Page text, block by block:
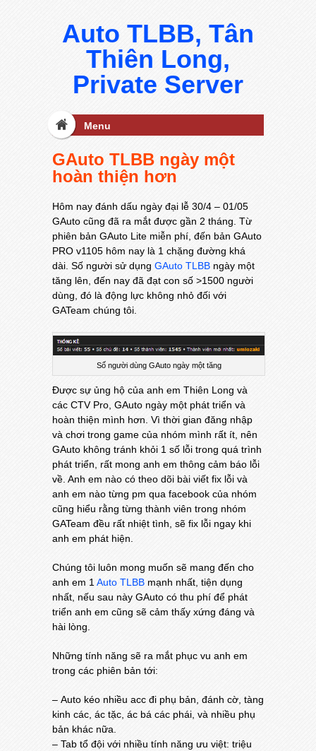
Auto TLBB, Tân
Thiên Long,
Private Server
Menu
GAuto TLBB ngày một
hoàn thiện hơn
Hôm nay đánh dấu ngày đại lễ 30/4 – 01/05
GAuto cũng đã ra mắt được gần 2 tháng. Từ
phiên bản GAuto Lite miễn phí, đến bản GAuto
PRO v1105 hôm nay là 1 chặng đường khá
dài. Số người sử dụng GAuto TLBB ngày một
tăng lên, đến nay đã đạt con số >1500 người
dùng, đó là động lực không nhỏ đối với
GATeam chúng tôi.
Số người dùng GAuto ngày một tăng
Được sự ủng hộ của anh em Thiên Long và
các CTV Pro, GAuto ngày một phát triển và
hoàn thiện mình hơn. Vì thời gian đăng nhập
và chơi trong game của nhóm mình rất ít, nên
GAuto không tránh khỏi 1 số lỗi trong quá trình
phát triển, rất mong anh em thông cảm báo lỗi
về. Anh em nào có theo dõi bài viết fix lỗi và
anh em nào từng pm qua facebook của nhóm
cũng hiểu rằng từng thành viên trong nhóm
GATeam đều rất nhiệt tình, sẽ fix lỗi ngay khi
anh em phát hiện.
Chúng tôi luôn mong muốn sẽ mang đến cho
anh em 1 Auto TLBB mạnh nhất, tiện dụng
nhất, nếu sau này GAuto có thu phí để phát
triển anh em cũng sẽ cảm thấy xứng đáng và
hài lòng.
Những tính năng sẽ ra mắt phục vu anh em
trong các phiên bản tới:
– Auto kéo nhiều acc đi phụ bản, đánh cờ, tàng
kinh các, ác tặc, ác bá các phái, và nhiều phụ
bản khác nữa.
– Tab tổ đội với nhiều tính năng ưu việt: triệu